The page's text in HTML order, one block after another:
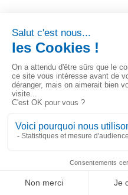
Solution de gestion
Solutions Numériques – Le No Code
Solutions Numériques –